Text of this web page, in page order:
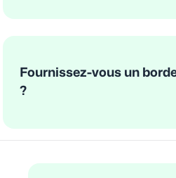
Fournissez-vous un
?